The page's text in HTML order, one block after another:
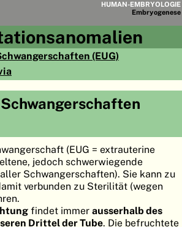
HUMAN-EMBRYOLOGIE
Embryogenese
Modul6
LERNZIELE
◀SEITE▶
HOME
(EUG)
(EUG = extrauterine
jedoch schwerwiegende
Schwangerschaften). Sie kann zu
verbunden zu Sterilität (wegen
findet immer ausserhalb des
Drittel der Tube. Die befruchtete